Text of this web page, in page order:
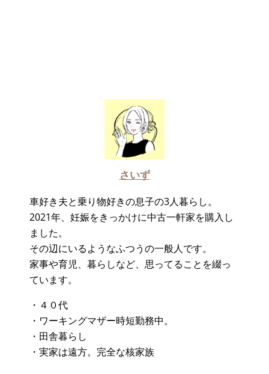
さいず
車好き夫と乗り物好きの息子の3人暮らし。
2021年、妊娠をきっかけに中古一軒家を購入し
ました。
その辺にいるようなふつうの一般人です。
家事や育児、暮らしなど、思ってることを綴っ
ています。
・４０代
・ワーキングマザー時短勤務中。
・田舎暮らし
・実家は遠方。完全な核家族